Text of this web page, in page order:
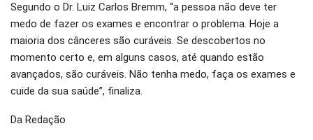
Segundo o Dr. Luiz Carlos Bremm, “a pessoa não deve ter
medo de fazer os exames e encontrar o problema. Hoje a
maioria dos cânceres são curáveis. Se descobertos no
momento certo e, em alguns casos, até quando estão
avançados, são curáveis. Não tenha medo, faça os exames e
cuide da sua saúde”, finaliza.
Da Redação